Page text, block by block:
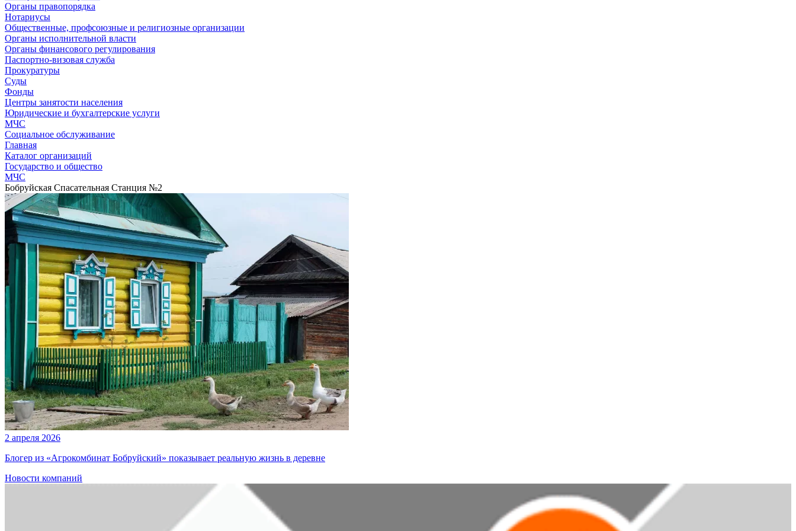
Органы правопорядка
Нотариусы
Общественные, профсоюзные и религиозные организации
Органы исполнительной власти
Органы финансового регулирования
Паспортно-визовая служба
Прокуратуры
Суды
Фонды
Центры занятости населения
Юридические и бухгалтерские услуги
МЧС
Социальное обслуживание
Главная
Каталог организаций
Государство и общество
МЧС
Бобруйская Спасательная Станция №2
2 апреля 2026
Блогер из «Агрокомбинат Бобруйский» показывает реальную жизнь в деревне
Новости компаний